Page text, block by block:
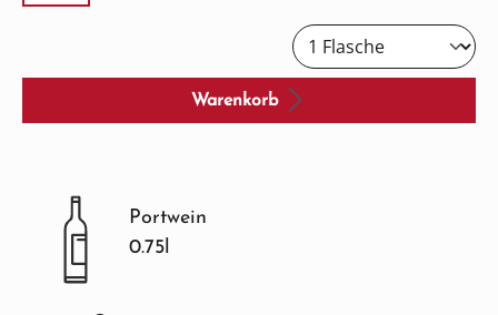
Warenkorb
Portwein
0.75l